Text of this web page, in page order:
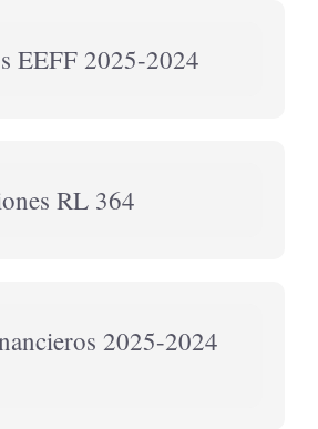
EEFF 2025-2024
RL 364
2025-2024